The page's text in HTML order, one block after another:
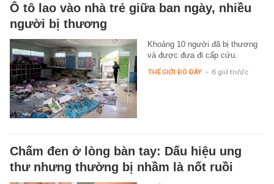
Ô tô lao vào nhà trẻ giữa ban ngày, nhiều
người bị thương
Khoảng 10 người đã bị thương
và được đưa đi cấp cứu.
THẾ GIỚI ĐÓ ĐÂY - 6 giờ trước
Chấm đen ở lòng bàn tay: Dấu hiệu ung
thư nhưng thường bị nhầm là nốt ruồi